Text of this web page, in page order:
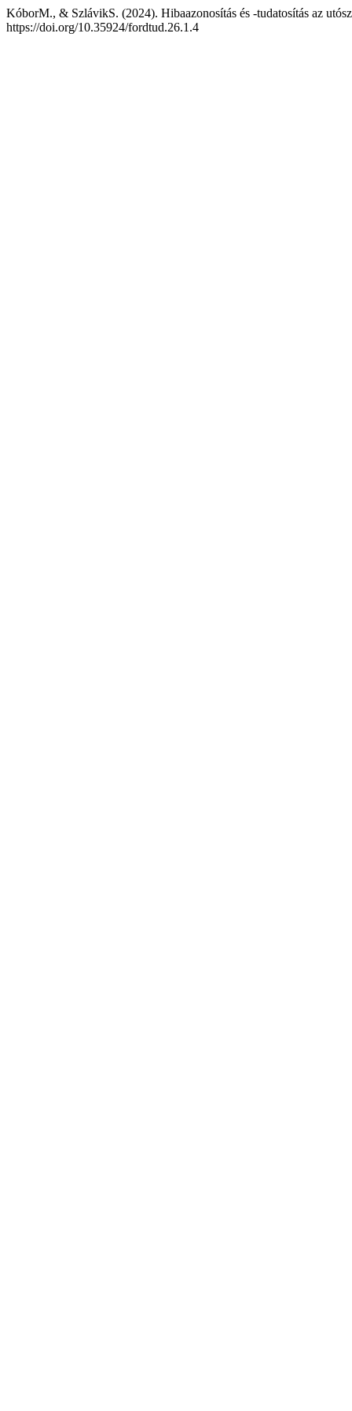
KóborM., & SzlávikS. (2024). Hibaazonosítás és -tudatosítás az
https://doi.org/10.35924/fordtud.26.1.4